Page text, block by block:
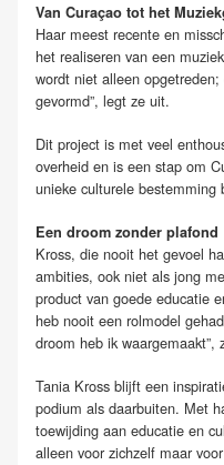
Van Curaçao tot het
Haar meest recente en
het realiseren van een
wordt niet alleen
gevormd”, legt ze uit.
Dit project is met veel
overheid en is een stap om
unieke culturele bestemming
Een droom zonder plafond
Kross, die nooit het gevoel
ambities, ook niet als jong
product van goede educatie
heb nooit een rolmodel
droom heb ik waargemaakt”,
Tania Kross blijft een
podium als daarbuiten. Met
toewijding aan educatie en
alleen voor zichzelf maar